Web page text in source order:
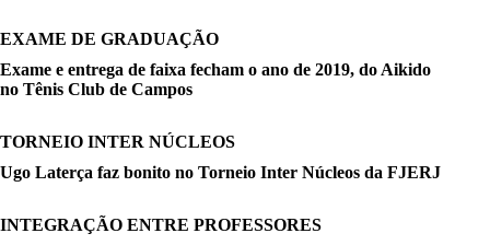
EXAME DE GRADUAÇÃO
Exame e entrega de faixa fecham o ano de 2019, do Aikido
no Tênis Club de Campos
TORNEIO INTER NÚCLEOS
Ugo Laterça faz bonito no Torneio Inter Núcleos da FJERJ
INTEGRAÇÃO ENTRE PROFESSORES